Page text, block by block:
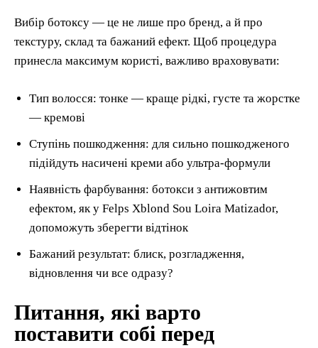
Вибір ботоксу — це не лише про бренд, а й про
текстуру, склад та бажаний ефект. Щоб процедура
принесла максимум користі, важливо враховувати:
Тип волосся: тонке — краще рідкі, густе та жорстке
— кремові
Ступінь пошкодження: для сильно пошкодженого
підійдуть насичені креми або ультра-формули
Наявність фарбування: ботокси з антижовтим
ефектом, як у Felps Xblond Sou Loira Matizador,
допоможуть зберегти відтінок
Бажаний результат: блиск, розгладження,
відновлення чи все одразу?
Питання, які варто
поставити собі перед